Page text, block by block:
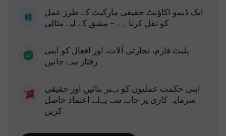
ایک ڈیمو اکاؤنٹ حقیقی مارکیٹ کے طرز عمل
کو نقل کرتا ہے - مشق کے لیے مثالی
پلیٹ فارم، تجارتی آلات، اور افعال کو اپنی
رفتار سے جانیں
اپنی حکمت عملیوں کو بہتر بنائیں اور حقیقی
سرمایہ کاری پر جانے سے پہلے اعتماد حاصل
کریں